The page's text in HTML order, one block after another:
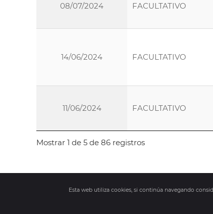
08/07/2024 FACULTATIVO
14/06/2024 FACULTATIVO
11/06/2024 FACULTATIVO
Mostrar 1 de 5 de 86 registros
Esta web utiliza cookies, si continúa navegando